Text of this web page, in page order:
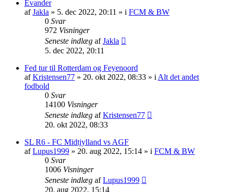
Evander
afJakla » 5. dec 2022, 20:11 » i FCM & BW
0 Svar
972 Visninger
Seneste indlæg afJakla
5. dec 2022, 20:11
Fed tur til Rotterdam og Feyenoord
afKristensen77 » 20. okt 2022, 08:33 » i Alt det andet
fodbold
0 Svar
14100 Visninger
Seneste indlæg afKristensen77
20. okt 2022, 08:33
SL R6 - FC Midtjylland vs AGF
afLupus1999 » 20. aug 2022, 15:14 » i FCM & BW
0 Svar
1006 Visninger
Seneste indlæg afLupus1999
20. aug 2022, 15:14